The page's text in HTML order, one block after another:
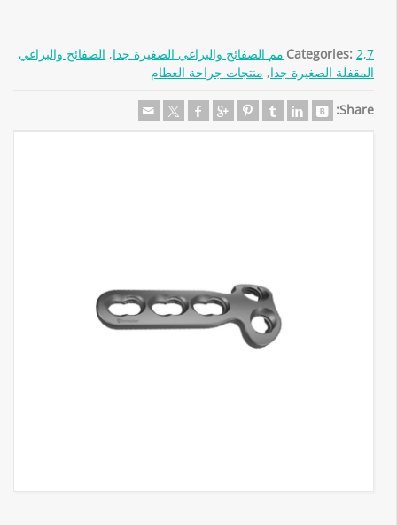
Categories: 2,7مم الصفائح والبراغي الصغيرة جدا , الصفائح والبراغي
المقفلة الصغيرة جدا, منتجات جراحة العظام
Share: